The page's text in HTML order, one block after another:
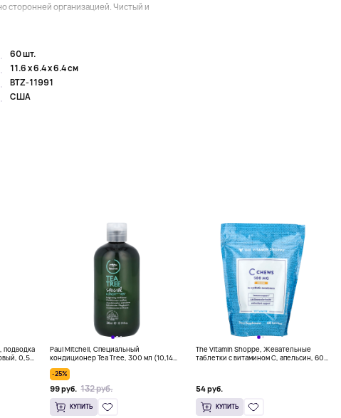
сторонней организацией. Чистый и
60 шт.
11.6 x 6.4 x 6.4 см
BTZ-11991
США
подводка
0,5
Paul Mitchell, Специальный
кондиционер Tea Tree, 300 мл (10,14
жидк. унц.)
-25%
99 руб. 132 руб.
КУПИТЬ
The Vitamin Shoppe, Жевательные
таблетки с витамином C, апельсин, 60
54 руб.
КУПИТЬ